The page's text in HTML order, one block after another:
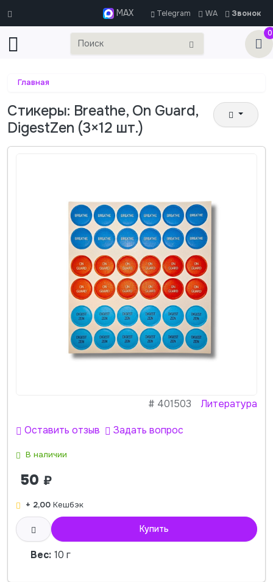
MAX Telegram WA
Звонок
0
Главная
Стикеры: Breathe, On Guard,
DigestZen (3×12 шт.)
# 401503 Литература
Оставить отзыв Задать вопрос
В наличии
50 ₽
+ 2,00 Кешбэк
Купить
Вес: 10 г